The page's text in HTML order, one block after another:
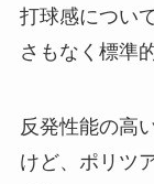
打球感につい
さもなく標準
反発性能の高
けど、ポリツ